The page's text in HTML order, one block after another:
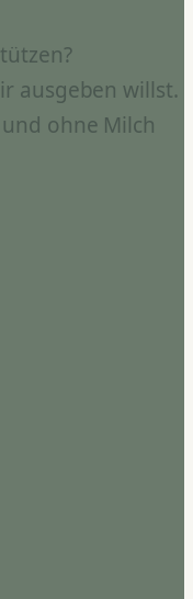
ausgeben willst.
ohne Milch